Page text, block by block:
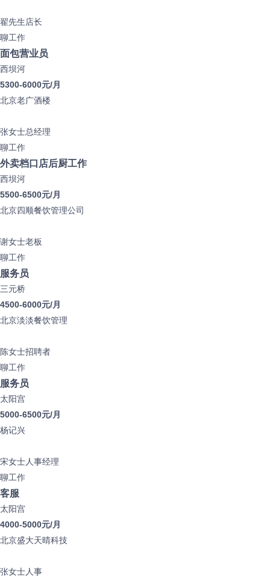
翟先生店长
聊工作
面包营业员
西坝河
5300-6000元/月
北京老广酒楼
张女士总经理
聊工作
外卖档口店后厨工作
西坝河
5500-6500元/月
北京四顺餐饮管理公司
谢女士老板
聊工作
服务员
三元桥
4500-6000元/月
北京淡淡餐饮管理
陈女士招聘者
聊工作
服务员
太阳宫
5000-6500元/月
杨记兴
宋女士人事经理
聊工作
客服
太阳宫
4000-5000元/月
北京盛大天晴科技
张女士人事